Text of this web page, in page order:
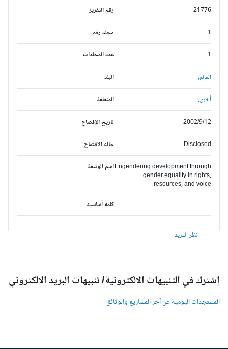
رقم التقرير 21776
مجلد رقم
عدد المجلدات
البلد العالم,
المنطقة أخرى,
تاريخ الإفصاح 2002/9/12
حالة الافصاح Disclosed
اسم الوثيقةEngendering development through
gender equality in rights,
resources, and voice
كلمة أساسية
انظر المزيد
إشترك في التنبيهات الالكترونية/ تنبيهات البريد الالكتروني
المستجدات اليومية عن آخر المشاريع والوثائق